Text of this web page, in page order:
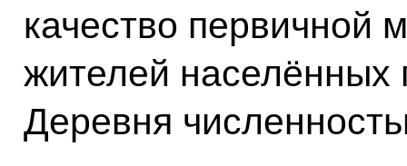
качество первичной
жителей населённых
Деревня